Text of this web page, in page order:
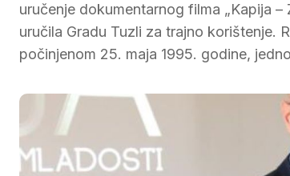
uručenje dokumentarnog filma „Kapija
uručila Gradu Tuzli za trajno korištenje.
počinjenom 25. maja 1995. godine,